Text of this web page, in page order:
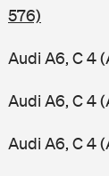
576)
Audi A6, C 4
Audi A6, C 4
Audi A6, C 4